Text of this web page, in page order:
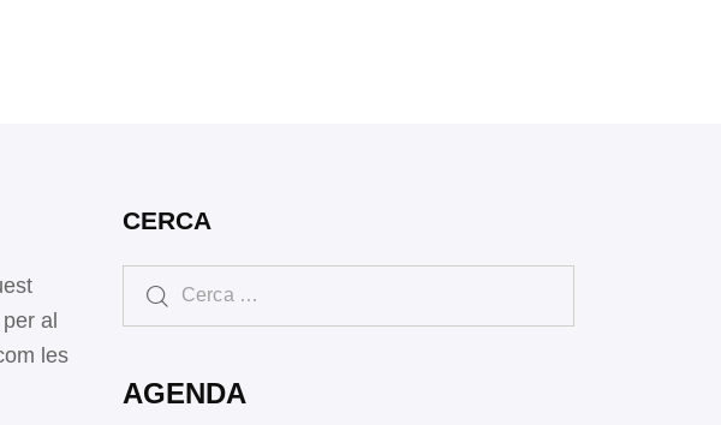
al
les
CERCA
AGENDA